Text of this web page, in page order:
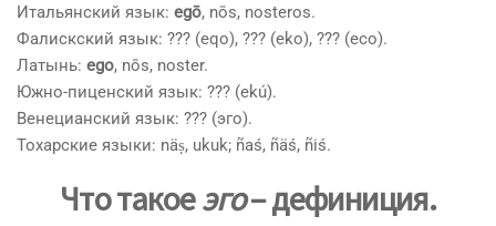
Итальянский язык: egō, nōs, nosteros.
Фалискский язык: ??? (eqo), ??? (eko), ??? (eco).
Латынь: ego, nōs, noster.
Южно-пиценский язык: ??? (ekú).
Венецианский язык: ??? (эго).
Тохарские языки: näṣ, ukuk; ñaś, ñäś, ñiś.
Что такоеэго– дефиниция.